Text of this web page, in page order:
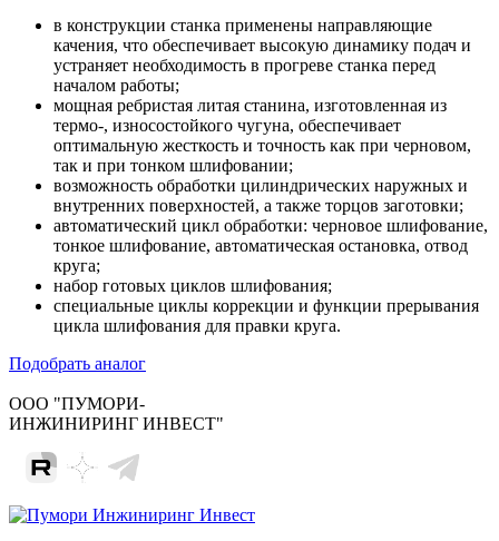
в конструкции станка применены направляющие
качения, что обеспечивает высокую динамику подач и
устраняет необходимость в прогреве станка перед
началом работы;
мощная ребристая литая станина, изготовленная из
термо-, износостойкого чугуна, обеспечивает
оптимальную жесткость и точность как при черновом,
так и при тонком шлифовании;
возможность обработки цилиндрических наружных и
внутренних поверхностей, а также торцов заготовки;
автоматический цикл обработки: черновое шлифование,
тонкое шлифование, автоматическая остановка, отвод
круга;
набор готовых циклов шлифования;
специальные циклы коррекции и функции прерывания
цикла шлифования для правки круга.
Подобрать аналог
ООО "ПУМОРИ-
ИНЖИНИРИНГ ИНВЕСТ"